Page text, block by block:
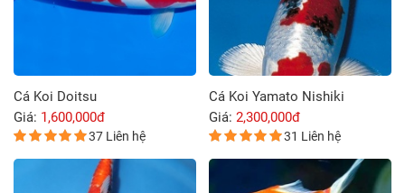
Cá Koi Doitsu
Giá: 1,600,000đ
37 Liên hệ
Cá Koi Yamato Nishiki
Giá: 2,300,000đ
31 Liên hệ